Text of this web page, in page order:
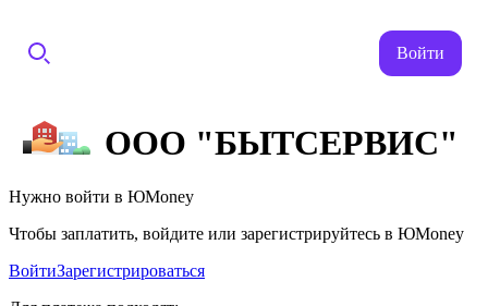
Войти
ООО "БЫТСЕРВИС"
Нужно войти в ЮMoney
Чтобы заплатить, войдите или зарегистрируйтесь в ЮMoney
ВойтиЗарегистрироваться